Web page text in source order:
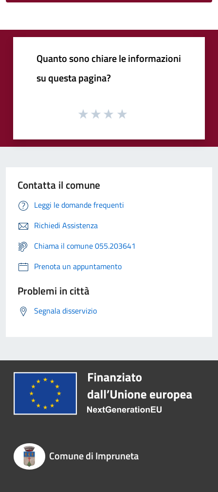
Quanto sono chiare le informazioni
su questa pagina?
Contatta il comune
Leggi le domande frequenti
Richiedi Assistenza
Chiama il comune 055.203641
Prenota un appuntamento
Problemi in città
Segnala disservizio
Comune di Impruneta